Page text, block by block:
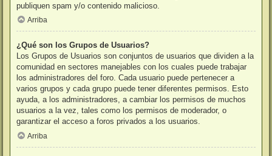
publiquen spam y/o contenido malicioso.
Arriba
¿Qué son los Grupos de Usuarios?
Los Grupos de Usuarios son conjuntos de usuarios que dividen a la
comunidad en sectores manejables con los cuales puede trabajar
los administradores del foro. Cada usuario puede pertenecer a
varios grupos y cada grupo puede tener diferentes permisos. Esto
ayuda, a los administradores, a cambiar los permisos de muchos
usuarios a la vez, tales como los permisos de moderador, o
garantizar el acceso a foros privados a los usuarios.
Arriba